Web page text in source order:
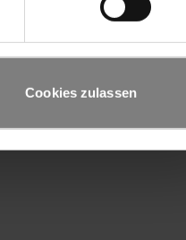
Cookies zulassen